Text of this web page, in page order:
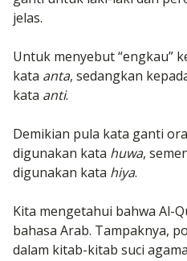
jelas.
Untuk menyebut “engkau”
kata anta, sedangkan
kata anti.
Demikian pula kata ganti
digunakan kata huwa,
digunakan kata hiya.
Kita mengetahui bahwa Al-
bahasa Arab. Tampaknya,
dalam kitab-kitab suci